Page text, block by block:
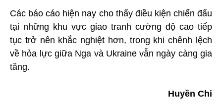
Các báo cáo hiện nay cho thấy điều kiện chiến đấu
tại những khu vực giao tranh cường độ cao tiếp
tục trở nên khắc nghiệt hơn, trong khi chênh lệch
về hỏa lực giữa Nga và Ukraine vẫn ngày càng gia
tăng.
Huyền Chi